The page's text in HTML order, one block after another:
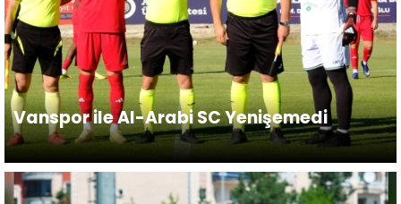
Vanspor ile Al-Arabi SC Yenişemedi